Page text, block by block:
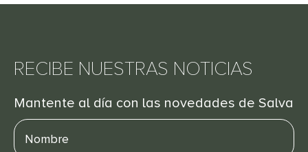
RECIBE NUESTRAS NOTICIAS
Mantente al día con las novedades de Salva
Nombre